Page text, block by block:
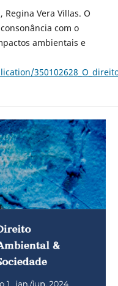
Regina Vera Villas. O
com o
ambientais e